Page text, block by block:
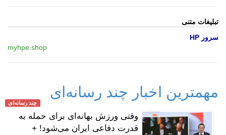
تبلیغات متنی
سرور HP
myhpe.shop
مهمترین اخبار چند رسانه‌ای
چند رسانه‌ای
وقتی ورزش بهانه‌ای برای حمله به
قدرت دفاعی ایران می‌شود! +